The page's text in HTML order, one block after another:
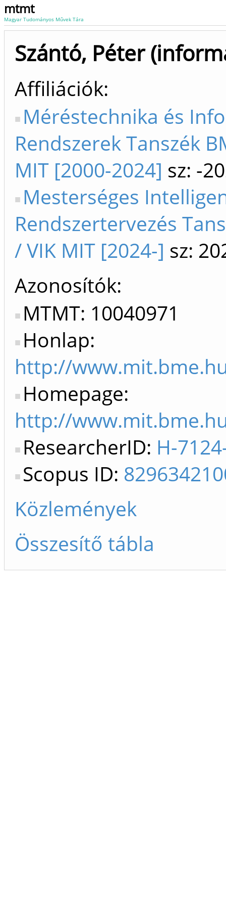
mtmt
Magyar Tudományos Művek Tára
Szántó, Péter
Affiliációk
Méréstechnika és
Rendszerek Tanszék
MIT [2000-2024] sz: -
Mesterséges
Rendszertervezés
/ VIK MIT [2024-] sz:
Azonosítók
MTMT: 10040971
Honlap:
http://
Homepage:
http://
ResearcherID: H-
Scopus ID:
Közlemények
Összesítő tábla